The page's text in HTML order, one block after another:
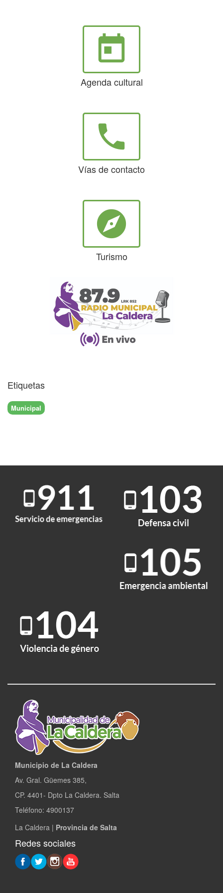
today
Agenda cultural
phone
Vías de contacto
explore
Turismo
Etiquetas
Municipal
Municipio de La Caldera
Av. Gral. Güemes 385,
CP. 4401- Dpto La Caldera. Salta
Teléfono: 4900137
La Caldera | Provincia de Salta
Redes sociales